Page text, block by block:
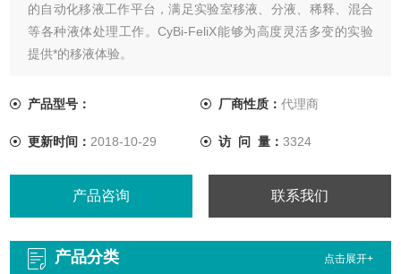
的自动化移液工作平台，满足实验室移液、分液、稀释、混合
等各种液体处理工作。CyBi-FeliX能够为高度灵活多变的实验
提供*的移液体验。
产品型号： 厂商性质： 代理商
更新时间： 2018-10-29 访 问 量： 3324
产品咨询 联系我们
产品分类 点击展开+